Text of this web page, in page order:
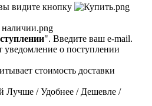
видите кнопку
". Введите ваш e-mail.
уведомление о поступлении
стоимость доставки
Лучше / Удобнее / Дешевле /